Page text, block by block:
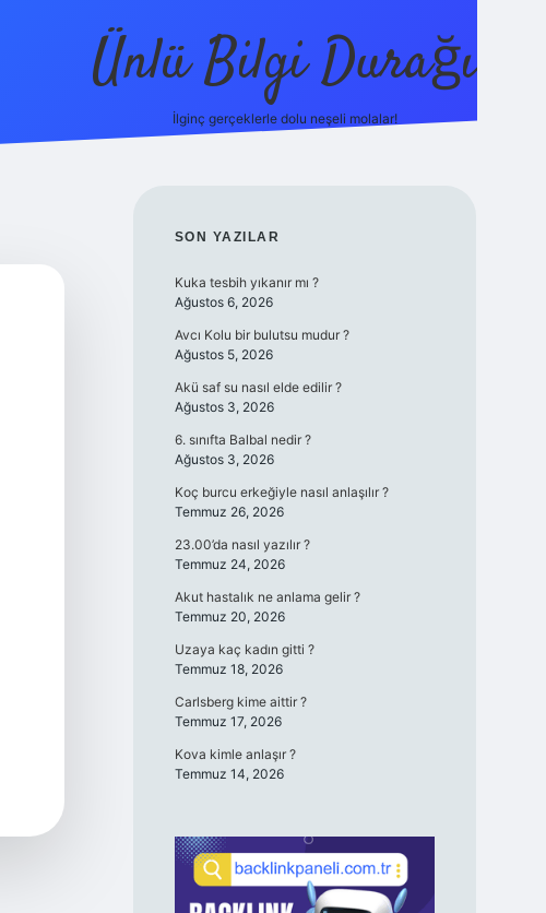
Ünlü Bilgi Durağı
İlginç gerçeklerle dolu neşeli molalar!
SIDEBAR
SON YAZILAR
Kuka tesbih yıkanır mı ?
Ağustos 6, 2026
Avcı Kolu bir bulutsu mudur ?
Ağustos 5, 2026
Akü saf su nasıl elde edilir ?
Ağustos 3, 2026
6. sınıfta Balbal nedir ?
Ağustos 3, 2026
Koç burcu erkeğiyle nasıl anlaşılır ?
Temmuz 26, 2026
23.00’da nasıl yazılır ?
Temmuz 24, 2026
Akut hastalık ne anlama gelir ?
Temmuz 20, 2026
Uzaya kaç kadın gitti ?
Temmuz 18, 2026
Carlsberg kime aittir ?
Temmuz 17, 2026
Kova kimle anlaşır ?
Temmuz 14, 2026